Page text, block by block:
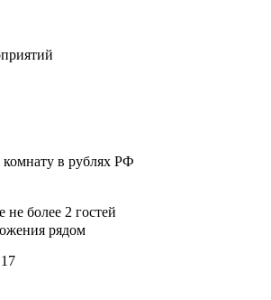
комнату в рублях РФ
более 2 гостей
рядом